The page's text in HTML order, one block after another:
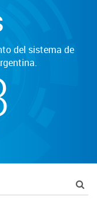
del sistema de